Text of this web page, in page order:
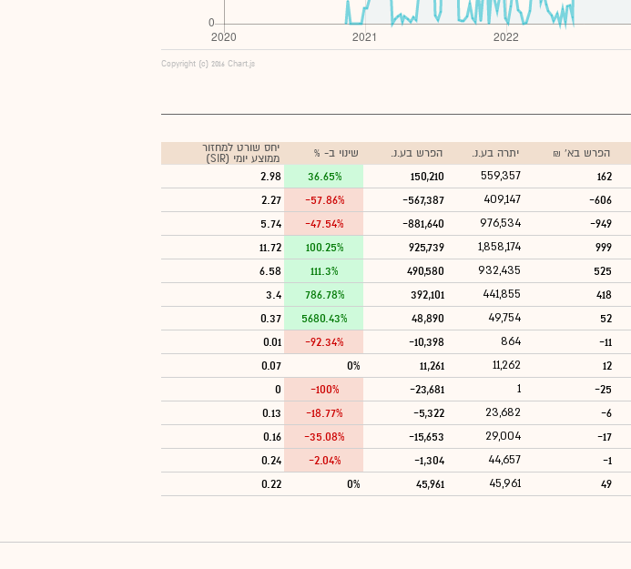
Copyright (c) 2016 Chart.js
הפרש בא' ₪ יתרה בע.נ. הפרש בע.נ. שינוי ב- %
יחס שורט למחזור
ממוצע יומי (SIR)
162
559,357
150,210
36.65%
2.98
-606
409,147
-567,387
-57.86%
2.27
-949
976,534
-881,640
-47.54%
5.74
999
1,858,174
925,739
100.25%
11.72
525
932,435
490,580
111.3%
6.58
418
441,855
392,101
786.78%
3.4
52
49,754
48,890
5680.43%
0.37
-11
864
-10,398
-92.34%
0.01
12
11,262
11,261
0%
0.07
-25
1
-23,681
-100%
0
-6
23,682
-5,322
-18.77%
0.13
-17
29,004
-15,653
-35.08%
0.16
-1
44,657
-1,304
-2.04%
0.24
49
45,961
45,961
0%
0.22